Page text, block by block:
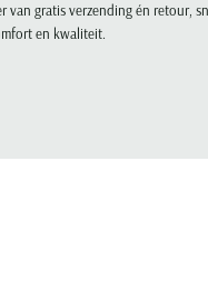
gratis verzending én retour,
en kwaliteit.